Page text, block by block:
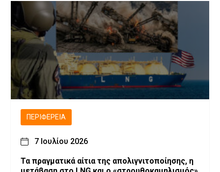
ΠΕΡΙΦΈΡΕΙΑ
7 Ιουλίου 2026
Τα πραγματικά αίτια της απολιγνιτοποίησης, η